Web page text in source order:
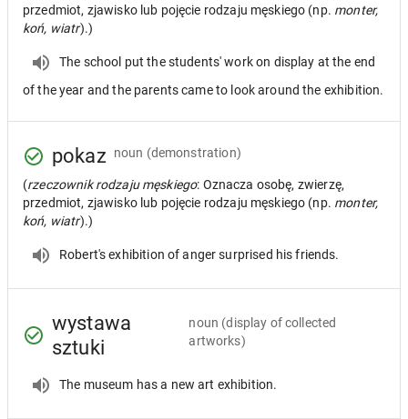
przedmiot, zjawisko lub pojęcie rodzaju męskiego (np. monter,
koń, wiatr).)
The school put the students' work on display at the end
of the year and the parents came to look around the exhibition.
pokaz noun (demonstration)
(rzeczownik rodzaju męskiego: Oznacza osobę, zwierzę,
przedmiot, zjawisko lub pojęcie rodzaju męskiego (np. monter,
koń, wiatr).)
Robert's exhibition of anger surprised his friends.
wystawa
sztuki
noun (display of collected
artworks)
The museum has a new art exhibition.